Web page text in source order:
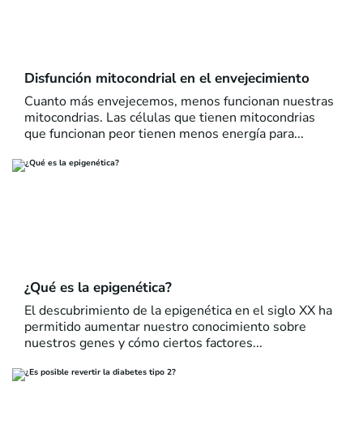
Disfunción mitocondrial en el envejecimiento
Cuanto más envejecemos, menos funcionan nuestras
mitocondrias. Las células que tienen mitocondrias
que funcionan peor tienen menos energía para...
¿Qué es la epigenética?
El descubrimiento de la epigenética en el siglo XX ha
permitido aumentar nuestro conocimiento sobre
nuestros genes y cómo ciertos factores...